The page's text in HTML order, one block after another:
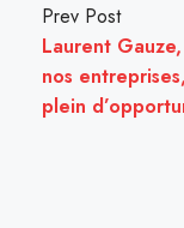
Prev Post
Laurent
nos
plein